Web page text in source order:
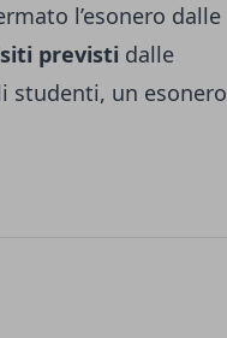
l’esonero dalle
previsti dalle
studenti, un esonero